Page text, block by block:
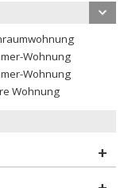
Wohnung
Wohnung
Wohnung